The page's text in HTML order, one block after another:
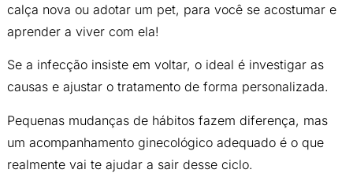
calça nova ou adotar um pet, para você se acostumar e
aprender a viver com ela!
Se a infecção insiste em voltar, o ideal é investigar as
causas e ajustar o tratamento de forma personalizada.
Pequenas mudanças de hábitos fazem diferença, mas
um acompanhamento ginecológico adequado é o que
realmente vai te ajudar a sair desse ciclo.